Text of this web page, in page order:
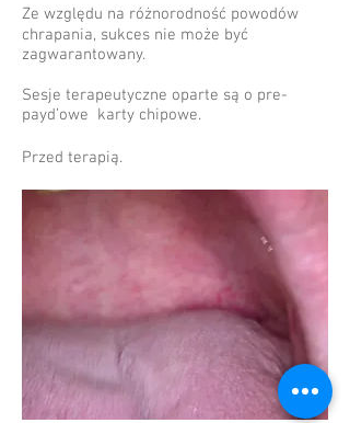
Ze względu na różnorodność powodów
chrapania, sukces nie może być
zagwarantowany.
Sesje terapeutyczne oparte są o pre-
payd’owe karty chipowe.
Przed terapią.